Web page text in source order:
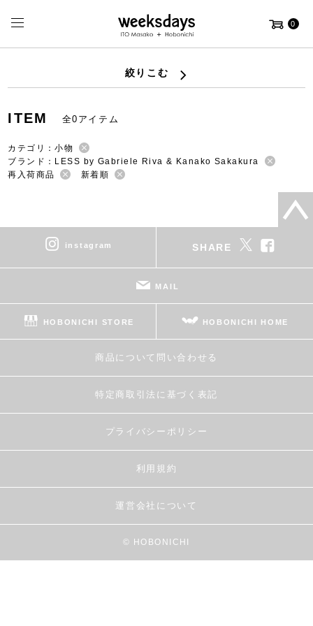
0
絞りこむ
ITEM 全0アイテム
カテゴリ：小物
ブランド：LESS by Gabriele Riva & Kanako Sakakura
再入荷商品
新着順
instagram SHARE
MAIL
HOBONICHI STORE HOBONICHI HOME
商品について問い合わせる
特定商取引法に基づく表記
プライバシーポリシー
利用規約
運営会社について
© HOBONICHI